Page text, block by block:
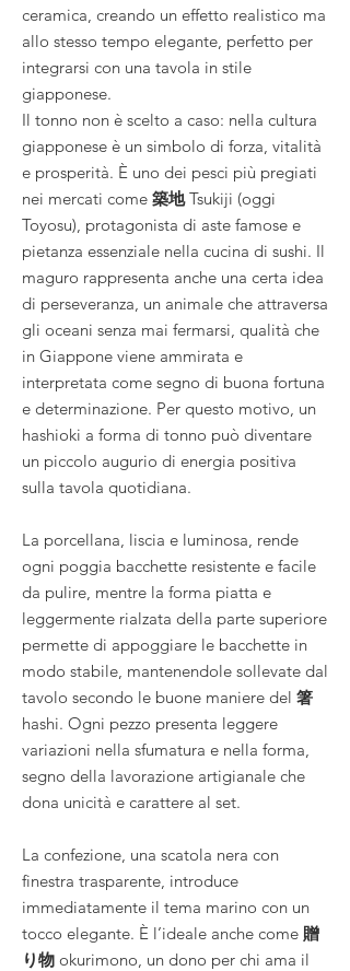
ceramica, creando un effetto realistico ma
allo stesso tempo elegante, perfetto per
integrarsi con una tavola in stile
giapponese.
Il tonno non è scelto a caso: nella cultura
giapponese è un simbolo di forza, vitalità
e prosperità. È uno dei pesci più pregiati
nei mercati come 築地Tsukiji (oggi
Toyosu), protagonista di aste famose e
pietanza essenziale nella cucina di sushi. Il
maguro rappresenta anche una certa idea
di perseveranza, un animale che attraversa
gli oceani senza mai fermarsi, qualità che
in Giappone viene ammirata e
interpretata come segno di buona fortuna
e determinazione. Per questo motivo, un
hashioki a forma di tonno può diventare
un piccolo augurio di energia positiva
sulla tavola quotidiana.
La porcellana, liscia e luminosa, rende
ogni poggia bacchette resistente e facile
da pulire, mentre la forma piatta e
leggermente rialzata della parte superiore
permette di appoggiare le bacchette in
modo stabile, mantenendole sollevate dal
tavolo secondo le buone maniere del 箸
hashi. Ogni pezzo presenta leggere
variazioni nella sfumatura e nella forma,
segno della lavorazione artigianale che
dona unicità e carattere al set.
La confezione, una scatola nera con
finestra trasparente, introduce
immediatamente il tema marino con un
tocco elegante. È l’ideale anche come 贈
り物 okurimono, un dono per chi ama il